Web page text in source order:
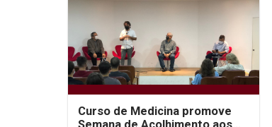
Curso de Medicina promove